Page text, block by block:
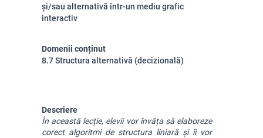
și/sau alternativă într-un mediu grafic
interactiv
Domenii conținut
8.7 Structura alternativă (decizională)
Descriere
În această lecție, elevii vor învăța să elaboreze
corect algoritmi de structura liniară și îi vor